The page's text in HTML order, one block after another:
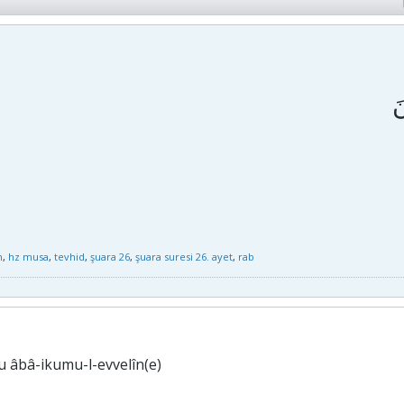
, hz musa, tevhid, şuara 26, şuara suresi 26. ayet, rab
âbâ-ikumu-l-evvelîn(e)